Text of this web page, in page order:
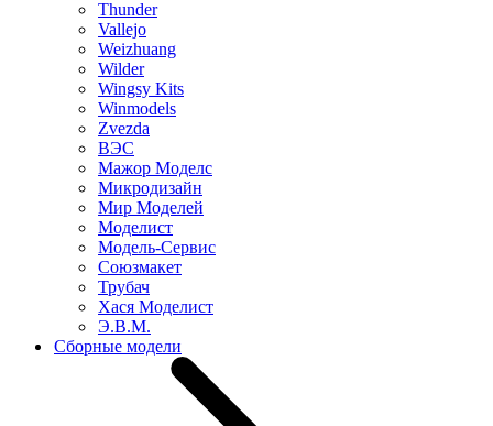
Thunder
Vallejo
Weizhuang
Wilder
Wingsy Kits
Winmodels
Zvezda
ВЭС
Мажор Моделс
Микродизайн
Мир Моделей
Моделист
Модель-Сервис
Союзмакет
Трубач
Хася Моделист
Э.В.М.
Сборные модели